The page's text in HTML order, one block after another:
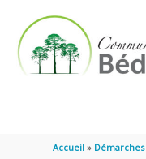
Accueil Démarches